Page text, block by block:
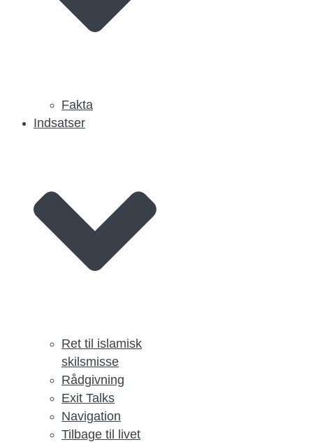
Fakta
Indsatser
Ret til islamisk
skilsmisse
Rådgivning
Exit Talks
Navigation
Tilbage til livet